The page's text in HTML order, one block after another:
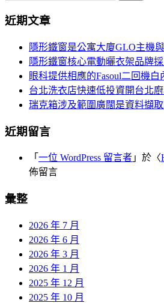
覽
關
近期文章
隱形鐵窗是公寓大廈GLO主機
隱形鐵窗核心電動曬衣架品牌採
眼科提供相應的Fasoul二回機
台北洗衣店快速低投資開台北
瑞克箱涉及範圍廣闊是資料擷
近期留言
「 一位 WordPress 留言者 」於〈
佈留言
彙整
2026 年 7 月
2026 年 6 月
2026 年 3 月
2026 年 1 月
2025 年 12 月
2025 年 10 月